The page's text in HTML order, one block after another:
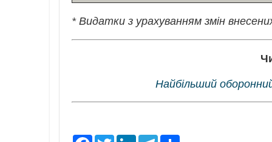
* Видатки з урахуванням змін
Найбільший
F
T
L
T